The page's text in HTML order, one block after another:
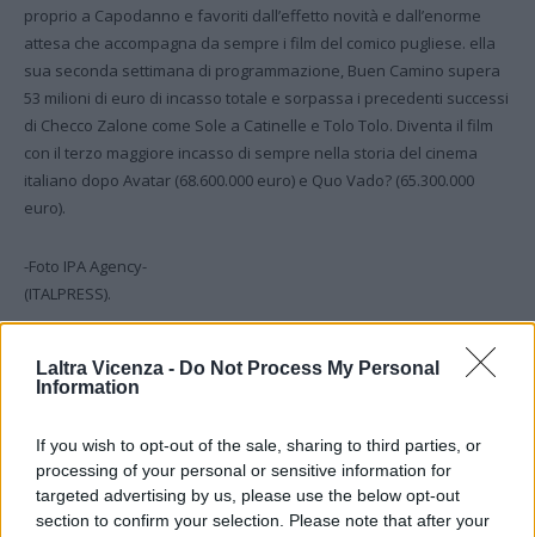
Laltra Vicenza - Do Not Process My Personal
Information
If you wish to opt-out of the sale, sharing to third parties, or
processing of your personal or sensitive information for
targeted advertising by us, please use the below opt-out
section to confirm your selection. Please note that after your
proprio a Capodanno e favoriti dall’effetto novità e dall’enorme
attesa che accompagna da sempre i film del comico pugliese. ella
sua seconda settimana di programmazione, Buen Camino supera
53 milioni di euro di incasso totale e sorpassa i precedenti successi
di Checco Zalone come Sole a Catinelle e Tolo Tolo. Diventa il film
con il terzo maggiore incasso di sempre nella storia del cinema
italiano dopo Avatar (68.600.000 euro) e Quo Vado? (65.300.000
euro).
-Foto IPA Agency-
(ITALPRESS).
TAGS Italpress TopNewsItalia
Facebook